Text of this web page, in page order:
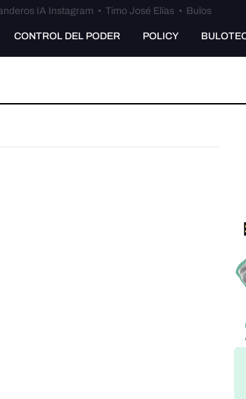
IA Instagram • Timo José Elías • Bulos
CONTROL DEL PODER POLICY